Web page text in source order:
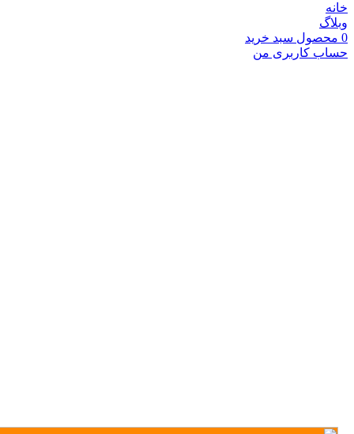
خانه
وبلاگ
0 محصول سبد خرید
حساب کاربری من